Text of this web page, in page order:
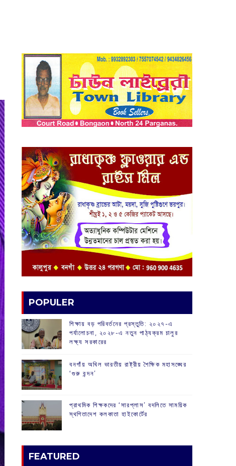
POPULER
শিক্ষায় বড় পরিবর্তনের প্রস্তুতি: ২০২৭-এ
পর্যালোচনা, ২০২৮-এ নতুন পাঠ্যক্রম চালুর
লক্ষ্য সরকারের
বনগাঁয় অখিল ভারতীয় রাষ্ট্রীয় শৈক্ষিক মহাসঙ্ঘের
‘গুরু বন্দন’
প্রাথমিক শিক্ষকদের ‘সারপ্লাস’ বদলিতে সাময়িক
স্থগিতাদেশ কলকাতা হাইকোর্টের
FEATURED